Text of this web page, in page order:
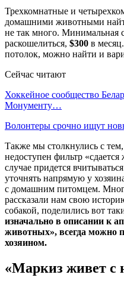
Трехкомнатные и
домашними животными
не так много. Минимальная
раскошелиться, $300 в
потолок, можно найти и
Сейчас читают
Хоккейное сообщество
Монументу…
Волонтеры срочно ищут
Также мы столкнулись с
недоступен фильтр
случае придется
уточнять напрямую у
с домашним питомцем.
рассказали нам свою
собакой, поделились вот
изначально в описании к
животных», всегда можно
хозяином.
«Маркиз живет с